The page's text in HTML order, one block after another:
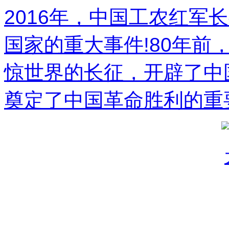
2016年，中国工农红军
国家的重大事件!80年前
惊世界的长征，开辟了
奠定了中国革命胜利的